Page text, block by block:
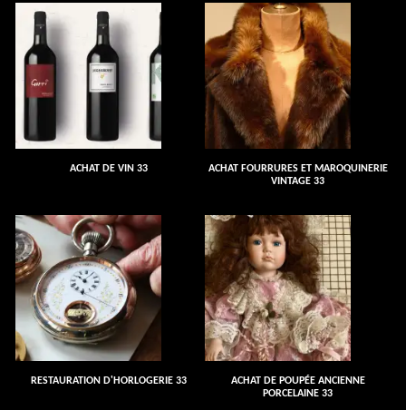
ACHAT DE VIN 33
ACHAT FOURRURES ET MAROQUINERIE
VINTAGE 33
RESTAURATION D'HORLOGERIE 33
ACHAT DE POUPÉE ANCIENNE
PORCELAINE 33